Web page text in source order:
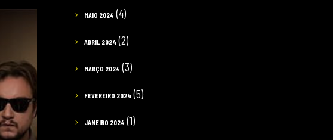
MAIO 2024 (4)
ABRIL 2024 (2)
MARÇO 2024 (3)
FEVEREIRO 2024 (5)
JANEIRO 2024 (1)